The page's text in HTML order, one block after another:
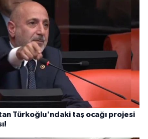
Türkoğlu'ndaki taş ocağı projesi